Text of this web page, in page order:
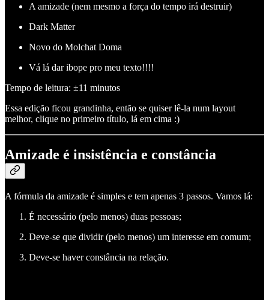
A amizade (nem mesmo a força do tempo irá destruir)
Dark Matter
Novo do Molchat Doma
Vá lá dar ibope pro meu texto!!!!
Tempo de leitura: ±11 minutos
Essa edição ficou grandinha, então se quiser lê-la num layout
melhor, clique no primeiro título, lá em cima :)
Amizade é insistência e constância
A fórmula da amizade é simples e tem apenas 3 passos. Vamos lá:
É necessário (pelo menos) duas pessoas;
Deve-se que dividir (pelo menos) um interesse em comum;
Deve-se haver constância na relação.